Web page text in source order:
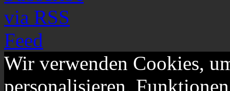
Wir verwenden Cookies,
personalisieren,